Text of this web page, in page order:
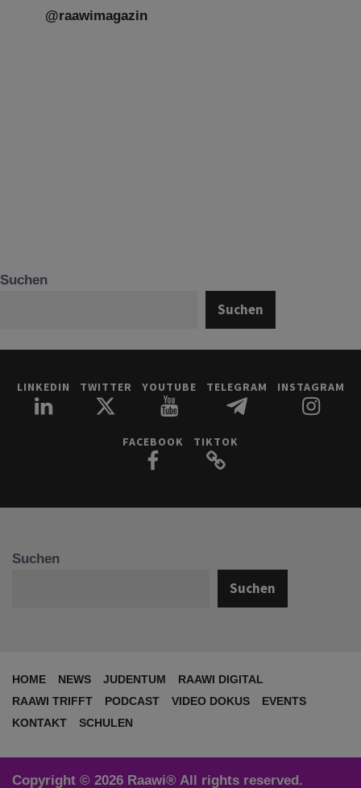
@raawimagazin
Suchen
Suchen
LINKEDIN TWITTER YOUTUBE TELEGRAM INSTAGRAM
FACEBOOK TIKTOK
Suchen
Suchen
HOME NEWS JUDENTUM
RAAWI DIGITAL
RAAWI TRIFFT
PODCAST VIDEO DOKUS
EVENTS
KONTAKT
SCHULEN
Copyright © 2026 Raawi® All rights reserved.